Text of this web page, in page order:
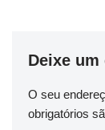
Deixe
O seu
obrigatórios